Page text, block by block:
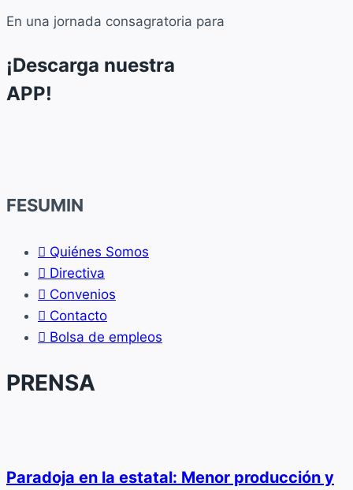
En una jornada consagratoria para
¡Descarga nuestra
APP!
FESUMIN
Quiénes Somos
Directiva
Convenios
Contacto
Bolsa de empleos
PRENSA
Paradoja en la estatal: Menor producción y